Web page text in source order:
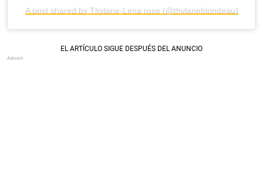
A post shared by Thylane-Lena rose (@thylaneblondeau)